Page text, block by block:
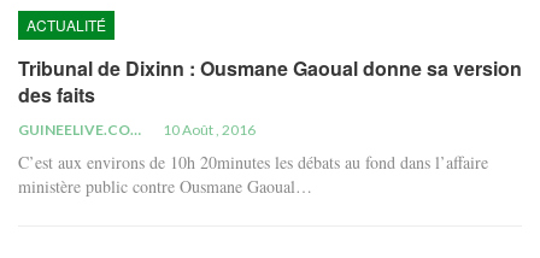
ACTUALITÉ
Tribunal de Dixinn : Ousmane Gaoual donne sa version
des faits
GUINEELIVE.COM 10 Août , 2016
C’est aux environs de 10h 20minutes les débats au fond dans l’affaire
ministère public contre Ousmane Gaoual…